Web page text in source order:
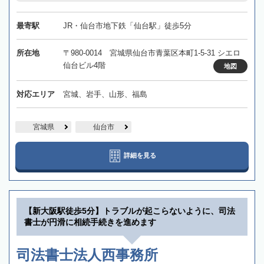
最寄駅 JR・仙台市地下鉄「仙台駅」徒歩5分
所在地
〒980-0014 宮城県仙台市青葉区本町1-5-31 シエロ
仙台ビル4階
地図
対応エリア 宮城、岩手、山形、福島
宮城県 仙台市
詳細を見る
【新大阪駅徒歩5分】トラブルが起こらないように、司法
書士が円滑に相続手続きを進めます
司法書士法人西事務所